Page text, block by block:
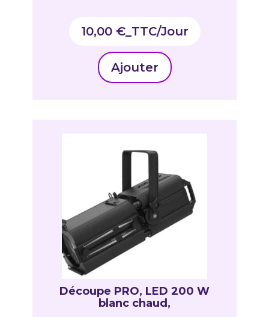
10,00 €_TTC
Ajouter
Découpe PRO, LED 200 W
blanc chaud,